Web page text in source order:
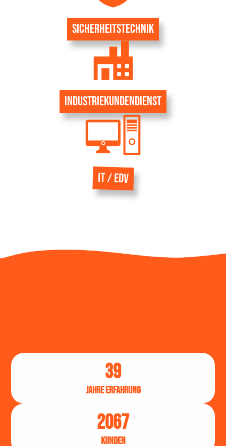
Sicherheitstechnik
Industriekundendienst
IT / EDV
44
JAHRE ERFAHRUNG
2332
KUNDEN